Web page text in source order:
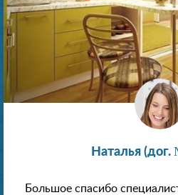
Наталья
Большое спасибо